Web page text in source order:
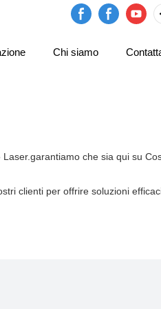
Chi siamo
che sia qui su
clienti per offrire soluzioni